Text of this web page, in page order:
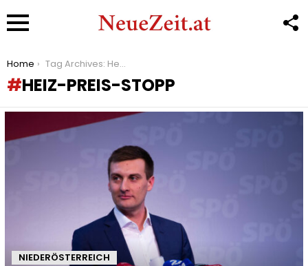
You are here:
Home Tag Archives: Heiz-Preis-Stopp
HEIZ-PREIS-STOPP
LATEST
STORIES
NIEDERÖSTERREICH